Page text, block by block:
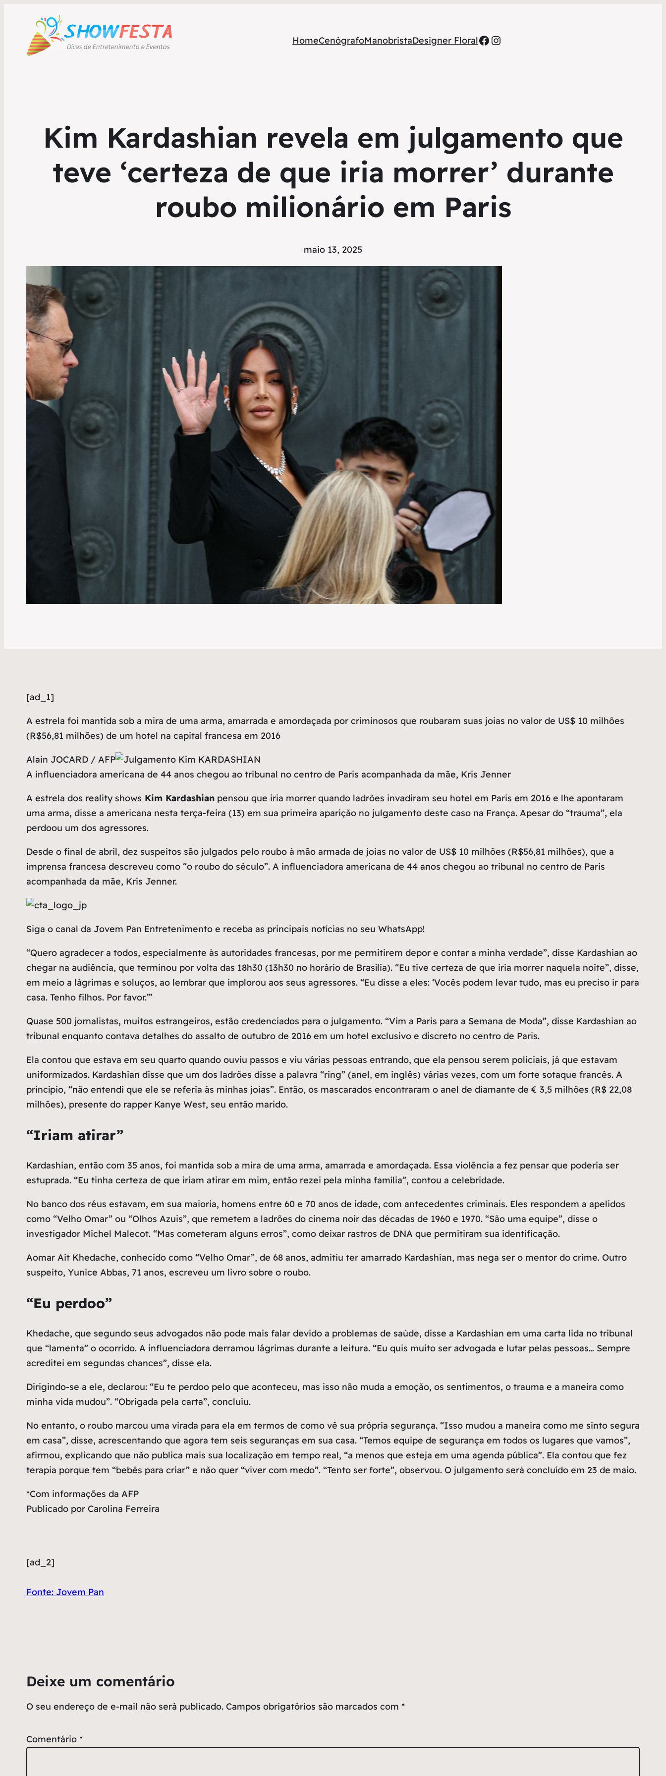
HomeCenógrafoManobristaDesigner FloralFacebook
Instagram
Kim Kardashian revela em julgamento que
teve ‘certeza de que iria morrer’ durante
roubo milionário em Paris
maio 13, 2025
[ad_1]
A estrela foi mantida sob a mira de uma arma, amarrada e amordaçada por criminosos que roubaram suas joias no valor de US$ 10 milhões
(R$56,81 milhões) de um hotel na capital francesa em 2016
Alain JOCARD / AFP
A influenciadora americana de 44 anos chegou ao tribunal no centro de Paris acompanhada da mãe, Kris Jenner
A estrela dos reality shows Kim Kardashianpensou que iria morrer quando ladrões invadiram seu hotel em Paris em 2016 e lhe apontaram
uma arma, disse a americana nesta terça-feira (13) em sua primeira aparição no julgamento deste caso na França. Apesar do “trauma”, ela
perdoou um dos agressores.
Desde o final de abril, dez suspeitos são julgados pelo roubo à mão armada de joias no valor de US$ 10 milhões (R$56,81 milhões), que a
imprensa francesa descreveu como “o roubo do século”. A influenciadora americana de 44 anos chegou ao tribunal no centro de Paris
acompanhada da mãe, Kris Jenner.
Siga o canal da Jovem Pan Entretenimento e receba as principais notícias no seu WhatsApp!
“Quero agradecer a todos, especialmente às autoridades francesas, por me permitirem depor e contar a minha verdade”, disse Kardashian ao
chegar na audiência, que terminou por volta das 18h30 (13h30 no horário de Brasília). “Eu tive certeza de que iria morrer naquela noite”, disse,
em meio a lágrimas e soluços, ao lembrar que implorou aos seus agressores. “Eu disse a eles: ‘Vocês podem levar tudo, mas eu preciso ir para
casa. Tenho filhos. Por favor.’”
Quase 500 jornalistas, muitos estrangeiros, estão credenciados para o julgamento. “Vim a Paris para a Semana de Moda”, disse Kardashian ao
tribunal enquanto contava detalhes do assalto de outubro de 2016 em um hotel exclusivo e discreto no centro de Paris.
Ela contou que estava em seu quarto quando ouviu passos e viu várias pessoas entrando, que ela pensou serem policiais, já que estavam
uniformizados. Kardashian disse que um dos ladrões disse a palavra “ring” (anel, em inglês) várias vezes, com um forte sotaque francês. A
princípio, “não entendi que ele se referia às minhas joias”. Então, os mascarados encontraram o anel de diamante de € 3,5 milhões (R$ 22,08
milhões), presente do rapper Kanye West, seu então marido.
“Iriam atirar”
Kardashian, então com 35 anos, foi mantida sob a mira de uma arma, amarrada e amordaçada. Essa violência a fez pensar que poderia ser
estuprada. “Eu tinha certeza de que iriam atirar em mim, então rezei pela minha família”, contou a celebridade.
No banco dos réus estavam, em sua maioria, homens entre 60 e 70 anos de idade, com antecedentes criminais. Eles respondem a apelidos
como “Velho Omar” ou “Olhos Azuis”, que remetem a ladrões do cinema noir das décadas de 1960 e 1970. “São uma equipe”, disse o
investigador Michel Malecot. “Mas cometeram alguns erros”, como deixar rastros de DNA que permitiram sua identificação.
Aomar Ait Khedache, conhecido como “Velho Omar”, de 68 anos, admitiu ter amarrado Kardashian, mas nega ser o mentor do crime. Outro
suspeito, Yunice Abbas, 71 anos, escreveu um livro sobre o roubo.
“Eu perdoo”
Khedache, que segundo seus advogados não pode mais falar devido a problemas de saúde, disse a Kardashian em uma carta lida no tribunal
que “lamenta” o ocorrido. A influenciadora derramou lágrimas durante a leitura. “Eu quis muito ser advogada e lutar pelas pessoas… Sempre
acreditei em segundas chances”, disse ela.
Dirigindo-se a ele, declarou: “Eu te perdoo pelo que aconteceu, mas isso não muda a emoção, os sentimentos, o trauma e a maneira como
minha vida mudou”. “Obrigada pela carta”, concluiu.
No entanto, o roubo marcou uma virada para ela em termos de como vê sua própria segurança. “Isso mudou a maneira como me sinto segura
em casa”, disse, acrescentando que agora tem seis seguranças em sua casa. “Temos equipe de segurança em todos os lugares que vamos”,
afirmou, explicando que não publica mais sua localização em tempo real, “a menos que esteja em uma agenda pública”. Ela contou que fez
terapia porque tem “bebês para criar” e não quer “viver com medo”. “Tento ser forte”, observou. O julgamento será concluído em 23 de maio.
*Com informações da AFP
Publicado por Carolina Ferreira
[ad_2]
Fonte: Jovem Pan
Deixe um comentário
O seu endereço de e-mail não será publicado. Campos obrigatórios são marcados com *
Comentário *